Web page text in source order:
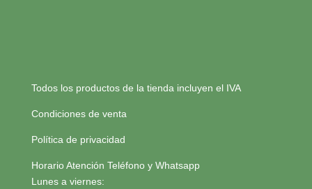
Todos los productos de la tienda incluyen el IVA
Condiciones de venta
Política de privacidad
Horario Atención Teléfono y Whatsapp
Lunes a viernes: